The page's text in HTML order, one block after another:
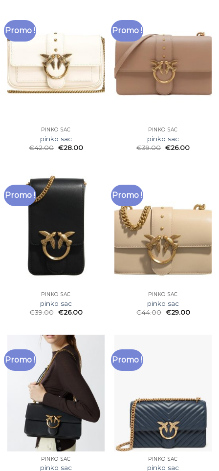
Promo !
PINKO SAC
pinko sac
€42.00 €28.00
Promo !
PINKO SAC
pinko sac
€39.00 €26.00
Promo !
PINKO SAC
pinko sac
€39.00 €26.00
Promo !
PINKO SAC
pinko sac
€44.00 €29.00
Promo !
PINKO SAC
pinko sac
Promo !
PINKO SAC
pinko sac